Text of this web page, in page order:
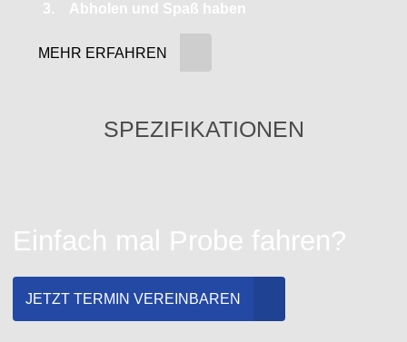
Abholen und Spaß haben
MEHR ERFAHREN
SPEZIFIKATIONEN
Einfach mal Probe fahren?
JETZT TERMIN VEREINBAREN